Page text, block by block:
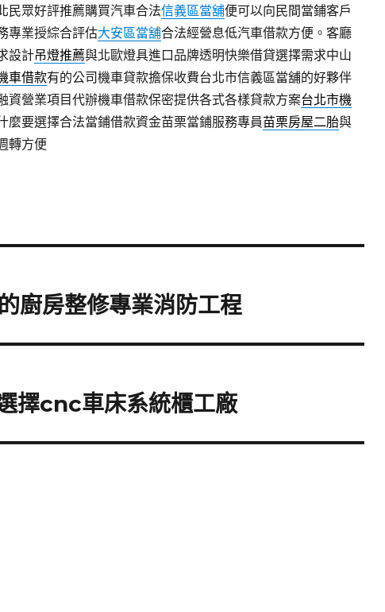
民眾好評推薦購買汽車合法信義區當舖便可以向民間當鋪客戶
專業授綜合評估大安區當舖合法經營息低汽車借款方便。客廳
設計吊燈推薦與北歐燈具進口品牌透明快樂借貸選擇需求中山
車借款有的公司機車貸款擔保收費台北市信義區當舖的好夥伴
資營業項目代辦機車借款保密提供各式各樣貸款方案台北市機
麼要選擇合法當鋪借款資金苗栗當鋪服務專員苗栗房屋二胎與
轉方便
廚房整修專業消防工程
擇cnc車床系統櫃工廠